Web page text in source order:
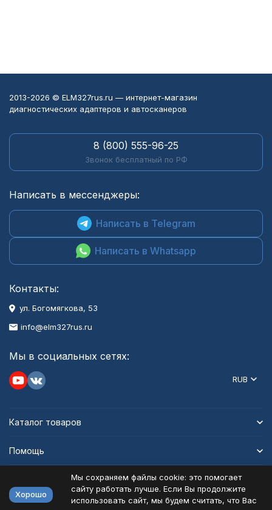
2013-2026 © ELM327rus.ru — интернет-магазин
диагностических адаптеров и автосканеров
8 (800) 555-96-25
Звонок бесплатный по РФ
Написать в мессенджеры:
Написать в Telegram
Написать в Whatsapp
Контакты:
ул. Богомягкова, 53
info@elm327rus.ru
Мы в социальных сетях:
RUB
Каталог товаров
Помощь
Хорошо
Мы сохраняем файлы cookie: это помогает
сайту работать лучше. Если Вы продолжите
использовать сайт, мы будем считать, что Вас